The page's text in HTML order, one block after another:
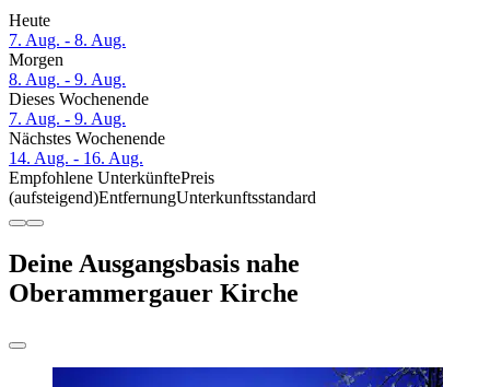
Heute
7. Aug. - 8. Aug.
Morgen
8. Aug. - 9. Aug.
Dieses Wochenende
7. Aug. - 9. Aug.
Nächstes Wochenende
14. Aug. - 16. Aug.
Empfohlene UnterkünftePreis
(aufsteigend)EntfernungUnterkunftsstandard
Deine Ausgangsbasis nahe
Oberammergauer Kirche